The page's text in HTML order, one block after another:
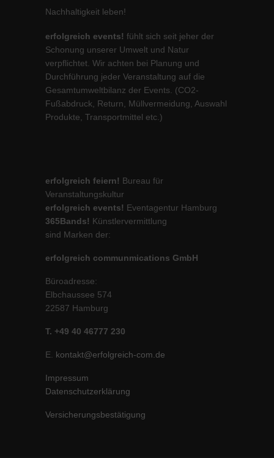
Nachhaltigkeit leben!
erfolgreich events! fühlt sich seit jeher der
Schonung unserer Umwelt und Natur
verpflichtet. Wir achten bei Planung und
Durchführung jeder Veranstaltung auf die
Gesamtumweltbilanz der Events. (CO2-
Fußabdruck, Return, Müllvermeidung, Auswahl
Produkte, Transportmittel etc.)
erfolgreich feiern! Bureau für
Veranstaltungskultur
erfolgreich events! Eventagentur Hamburg
365Bands! Künstlervermittlung
sind Marken der:
erfolgreich communmications GmbH
Büroadresse:
Elbchaussee 574
22587 Hamburg
T. +49 40 46777 230
E. kontakt@erfolgreich-com.de
Impressum
Datenschutzerklärung
Versicherungsbestätigung